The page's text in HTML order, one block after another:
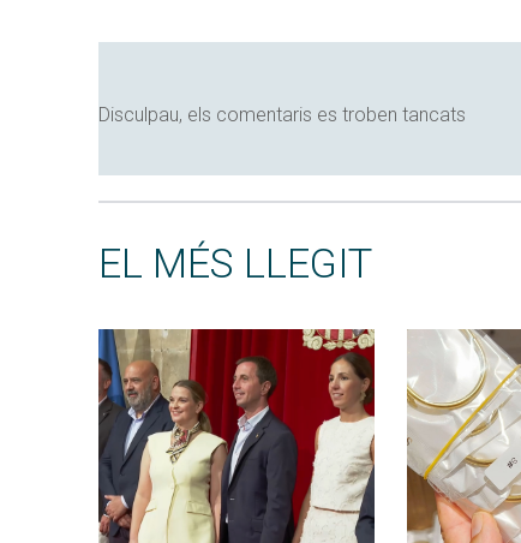
Disculpau, els comentaris es troben tancats
EL MÉS LLEGIT